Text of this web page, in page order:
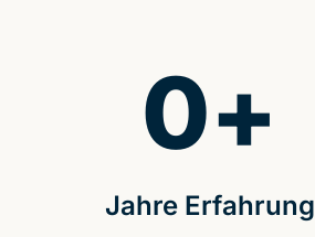
Jahre Erfahrung
0+